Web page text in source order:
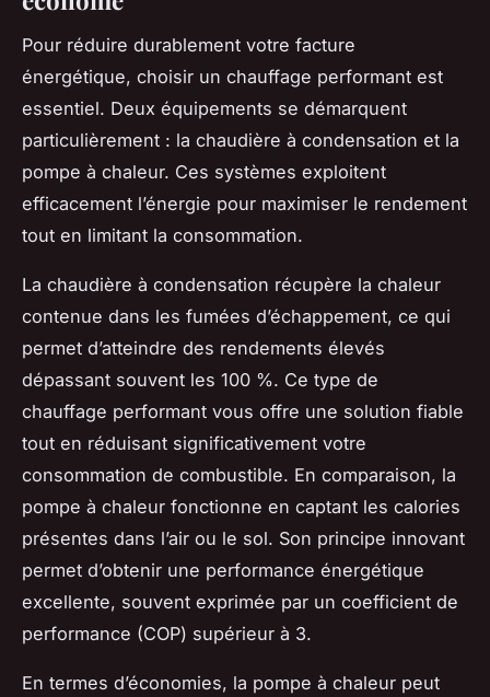
Pour réduire durablement votre facture
énergétique, choisir un chauffage performant est
essentiel. Deux équipements se démarquent
particulièrement : la chaudière à condensation et la
pompe à chaleur. Ces systèmes exploitent
efficacement l’énergie pour maximiser le rendement
tout en limitant la consommation.
La chaudière à condensation récupère la chaleur
contenue dans les fumées d’échappement, ce qui
permet d’atteindre des rendements élevés
dépassant souvent les 100 %. Ce type de
chauffage performant vous offre une solution fiable
tout en réduisant significativement votre
consommation de combustible. En comparaison, la
pompe à chaleur fonctionne en captant les calories
présentes dans l’air ou le sol. Son principe innovant
permet d’obtenir une performance énergétique
excellente, souvent exprimée par un coefficient de
performance (COP) supérieur à 3.
En termes d’économies, la pompe à chaleur peut